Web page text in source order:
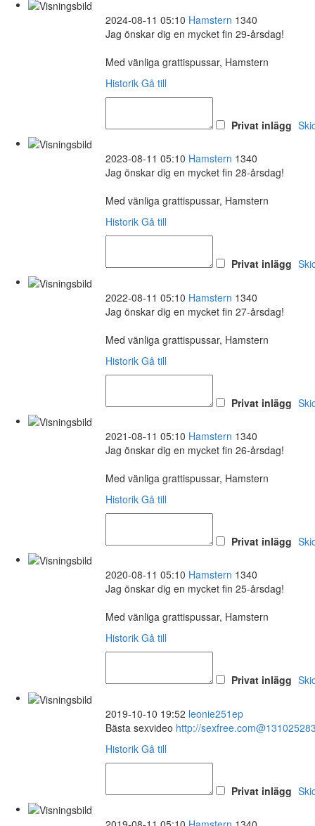
2024-08-11 05:10 Hamstern 1340
Jag önskar dig en mycket fin 29-årsdag!
Med vänliga grattispussar, Hamstern
Historik Gå till
Privat inlägg
2023-08-11 05:10 Hamstern 1340
Jag önskar dig en mycket fin 28-årsdag!
Med vänliga grattispussar, Hamstern
Historik Gå till
Privat inlägg
2022-08-11 05:10 Hamstern 1340
Jag önskar dig en mycket fin 27-årsdag!
Med vänliga grattispussar, Hamstern
Historik Gå till
Privat inlägg
2021-08-11 05:10 Hamstern 1340
Jag önskar dig en mycket fin 26-årsdag!
Med vänliga grattispussar, Hamstern
Historik Gå till
Privat inlägg
2020-08-11 05:10 Hamstern 1340
Jag önskar dig en mycket fin 25-årsdag!
Med vänliga grattispussar, Hamstern
Historik Gå till
Privat inlägg
2019-10-10 19:52 leonie251ep
Bästa sexvideo http://
Historik Gå till
Privat inlägg